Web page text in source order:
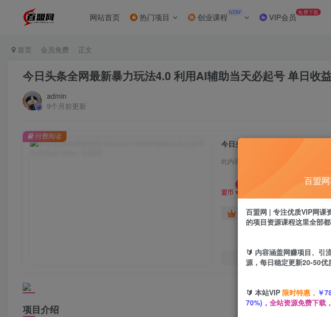
网站首页 热门项目 创业课程 NEW VIP会员 免费下载
首页 会员免费 正文
今日头条全网最新暴力玩法4.0 利用AI辅助当天必起号 单日收
admin
9个月前更新
今日头条全网最新暴力玩法4.0 利
此内容为付费阅读，请付费后查看
盟币 9.9
黄金会员免费 超级会员
付费阅读
项目介绍
百盟
百盟网 | 专注优质VIP网课
的项目资源课程这里全部都
🔰 内容涵盖网赚项目、引
源，每日稳定更新20-50优
🔰 本站VIP 限时特惠， ￥
70%)， 全站资源免费下载，